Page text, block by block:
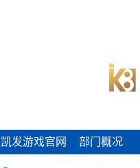
凯发游戏官网
凯发游戏官网 部门概况
部门概况